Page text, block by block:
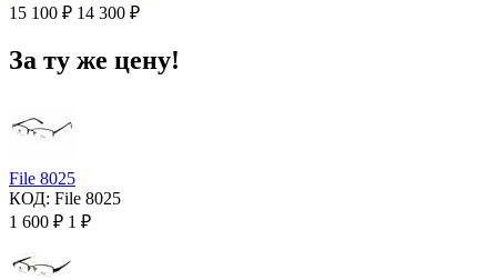
15 100 ₽ 14 300 ₽
За ту же цену!
File 8025
КОД: File 8025
1 600 ₽ 1 ₽